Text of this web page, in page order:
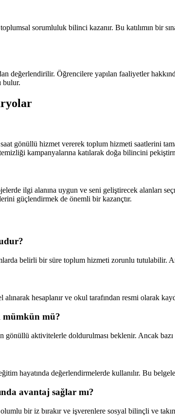
sorumluluk bilinci kazanır. Bu katılımın bir
değerlendirilir. Öğrencilere yapılan faaliyetler
bulur.
gönüllü hizmet vererek toplum hizmeti saatlerini
kampanyalarına katılarak doğa bilincini
ilgi alanına uygun ve seni geliştirecek alanları
güçlendirmek de önemli bir kazançtır.
belirli bir süre toplum hizmeti zorunlu tutulabilir.
hesaplanır ve okul tarafından resmi olarak
mümkün mü?
aktivitelerle doldurulması beklenir. Ancak
eğitim hayatında değerlendirmelerde kullanılır. Bu
avantaj sağlar mı?
bir iz bırakır ve işverenlere sosyal bilinçli ve